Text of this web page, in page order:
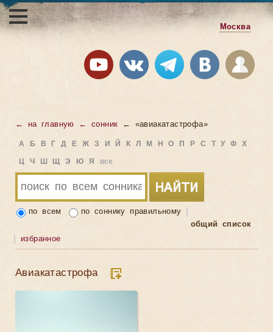
Москва
← на главную ← сонник ← «авиакатастрофа»
А Б В Г Д Е Ж З И Й К Л М Н О П Р С Т У Ф Х
Ц Ч Ш Щ Э Ю Я все
по всем
по соннику правильному
общий список
избранное
Авиакатастрофа